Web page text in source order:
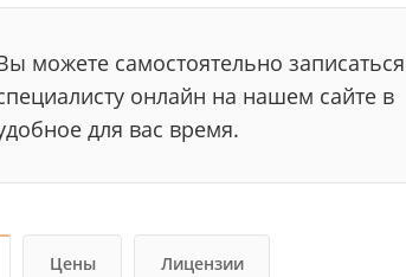
можете самостоятельно
онлайн на нашем сайте в
для вас время.
Цены Лицензии